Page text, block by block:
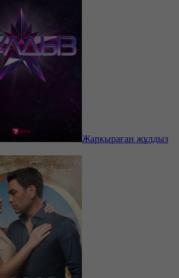
Жарқыраған жұлдыз